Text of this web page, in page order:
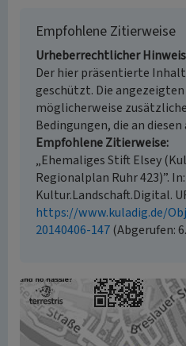
Empfohlene Zitierweise
Urheberrechtlicher Hinweis
Der hier präsentierte
geschützt. Die
möglicherweise
Bedingungen, die an
Empfohlene Zitierweise
„Ehemaliges Stift Elsey
Regionalplan Ruhr 423)”.
Kultur.Landschaft.Digital.
https://www.kuladig.de/
20140406-147(Abgerufen: